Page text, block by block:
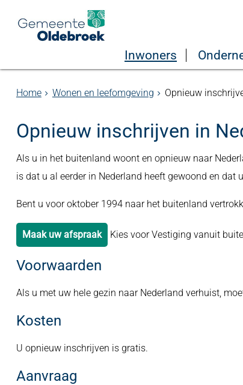
Inwoners
Home Wonen en leefomgeving Opnieuw
Opnieuw inschrijven in
Als u in het buitenland woont en opnieuw naar
is dat u al eerder in Nederland heeft gewoond en
Bent u voor oktober 1994 naar het buitenland
Maak uw afspraak Kies voor Vestiging vanuit
Voorwaarden
Als u met uw hele gezin naar Nederland verhuist,
Kosten
U opnieuw inschrijven is gratis.
Aanvraag